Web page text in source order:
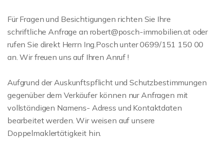
Für Fragen und Besichtigungen richten Sie Ihre
schriftliche Anfrage an robert@posch-immobilien.at oder
rufen Sie direkt Herrn Ing.Posch unter 0699/151 150 00
an. Wir freuen uns auf Ihren Anruf !
Aufgrund der Auskunftspflicht und Schutzbestimmungen
gegenüber dem Verkäufer können nur Anfragen mit
vollständigen Namens- Adress und Kontaktdaten
bearbeitet werden. Wir weisen auf unsere
Doppelmaklertätigkeit hin.